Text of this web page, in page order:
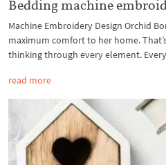
Bedding machine
Machine Embroidery Design Orchid
maximum comfort to her home.
thinking through every element.
read more